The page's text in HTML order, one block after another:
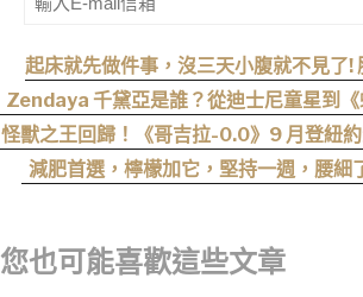
起床就先做件事，沒三天小腹就不見了!
Zendaya 千黛亞是誰？從迪士尼童星到
出道後幾乎沒有完整休
怪獸之王回歸！《哥吉拉-0.0》9 月登紐
11 月 6 日上映
減肥首選，檸檬加它，堅持一週，腰細
您也可能喜歡這些文章